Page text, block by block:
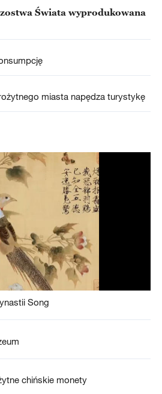
Świata wyprodukowana
miasta napędza turystykę
Song
chińskie monety